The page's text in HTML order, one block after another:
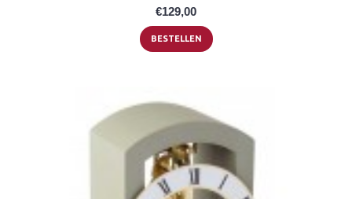
€129,00
BESTELLEN